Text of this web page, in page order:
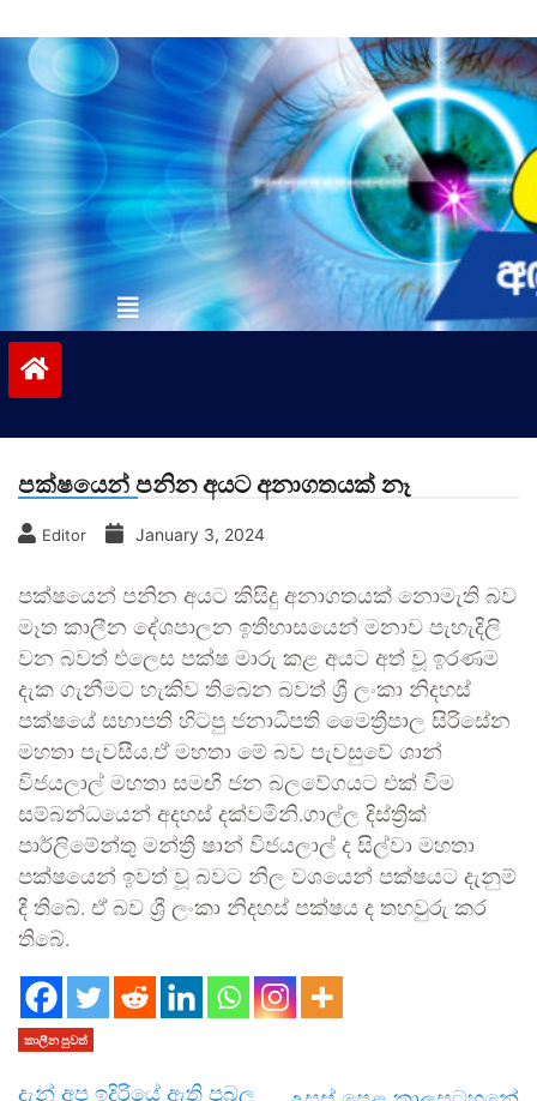
to
contentvinivida.lk
පක්ෂයෙන් පනින අයට අනාගතයක් නෑ
Editor January 3, 2024
පක්ෂයෙන් පනින අයට කිසිදු අනාගතයක් නොමැති බව
මෑත කාලීන දේශපාලන ඉතිහාසයෙන් මනාව පැහැදිලි
වන බවත් එලෙස පක්ෂ මාරු කළ අයට අත් වූ ඉරණම
දැක ගැනීමට හැකිව තිබෙන බවත් ශ්‍රී ලංකා නිදහස්
පක්ෂයේ සභාපති හිටපු ජනාධිපති මෛත්‍රීපාල සිරිසේන
මහතා පැවසීය.ඒ මහතා මේ බව පැවසුවේ ශාන්
විජයලාල් මහතා සමඟි ජන බලවේගයට එක් විම
සම්බන්ධයෙන් අදහස් දක්වමිනි.ගාල්ල දිස්ත්‍රික්
පාර්ලිමේන්තු මන්ත්‍රී ෂාන් විජයලාල් ද සිල්වා මහතා
පක්ෂයෙන් ඉවත් වූ බවට නිල වශයෙන් පක්ෂයට දැනුම්
දී තිබේ. ඒ බව ශ්‍රී ලංකා නිදහස් පක්ෂය ද තහවුරු කර
තිබේ.
කාලීන පුවත්
දැන් අප ඉදිරියේ ඇති ප්‍රබල